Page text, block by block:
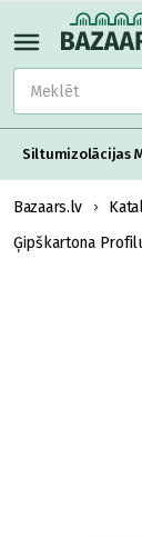
Siltumizolācijas
Bazaars.lv
Ģipškartona